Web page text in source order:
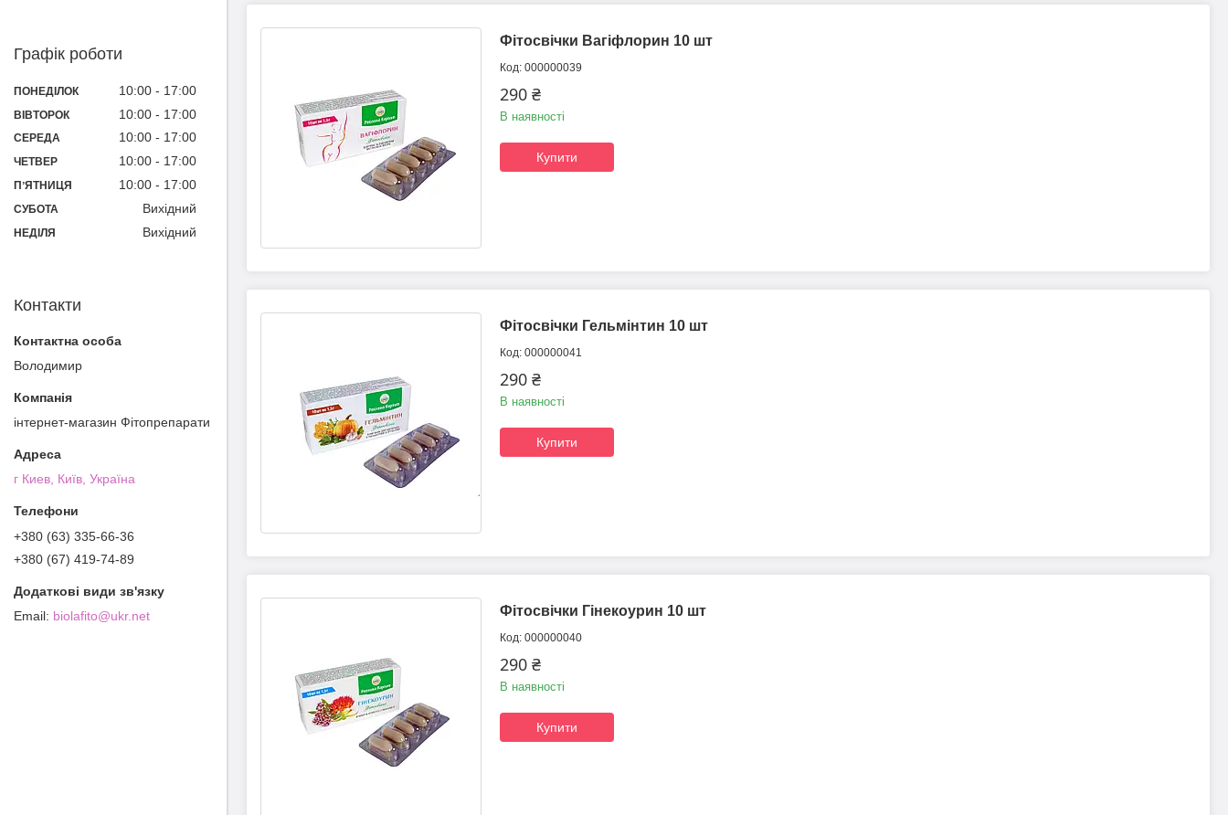
Фітосвічки Вагіфлорин 10 шт
000000039
290 ₴
В наявності
Купити
Фітосвічки Гельмінтин 10 шт
000000041
290 ₴
В наявності
Купити
Фітосвічки Гінекоурин 10 шт
000000040
290 ₴
В наявності
Купити
Графік роботи
ПОНЕДІЛОК 10:00 17:00
ВІВТОРОК 10:00 17:00
СЕРЕДА 10:00 17:00
ЧЕТВЕР 10:00 17:00
ПʼЯТНИЦЯ 10:00 17:00
СУБОТА Вихідний
НЕДІЛЯ Вихідний
Контакти
Володимир
інтернет-магазин Фітопрепарати
г Киев, Київ, Україна
+380 (63) 335-66-36
+380 (67) 419-74-89
biolafito@ukr.net